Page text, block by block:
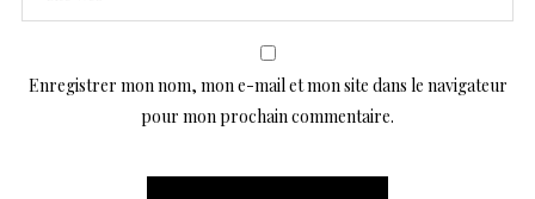
Enregistrer mon nom, mon e-mail et mon site dans le navigateur
pour mon prochain commentaire.